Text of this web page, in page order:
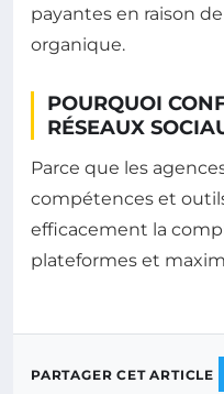
payantes en raison
organique.
POURQUOI
RÉSEAUX
Parce que les
compétences et
efficacement la
plateformes et
PARTAGER CET ARTICLE